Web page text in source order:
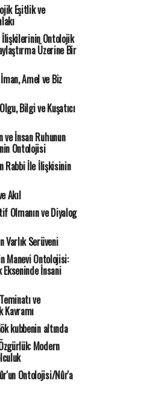
Eşitlik ve
Ontolojik
Üzerine Bir
Amel ve Biz
Bilgi ve Kuşatıcı
İnsan Ruhunun
Ontolojisi
Rabbi İle İlişkisinin
Akıl
Olmanın ve Diyalog
Varlık Serüveni
Manevi Ontolojisi:
İnsani
ve
Kavramı
kubbenin altında
Modern
Ontolojisi/Nûr'a